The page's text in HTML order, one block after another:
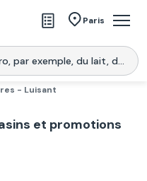
Paris
l'application
- Luisant
et promotions